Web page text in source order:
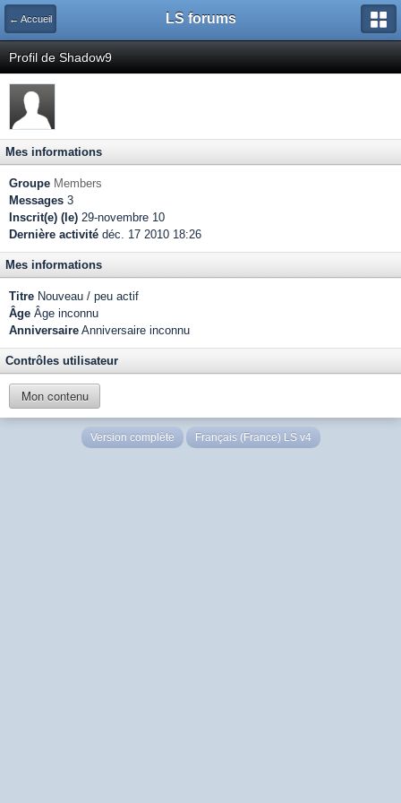
← Accueil LS forums
Profil de Shadow9
Mes informations
Groupe Members
Messages 3
Inscrit(e) (le) 29-novembre 10
Dernière activité déc. 17 2010 18:26
Mes informations
Titre Nouveau / peu actif
Âge Âge inconnu
Anniversaire Anniversaire inconnu
Contrôles utilisateur
Mon contenu
Version complète Français (France) LS v4